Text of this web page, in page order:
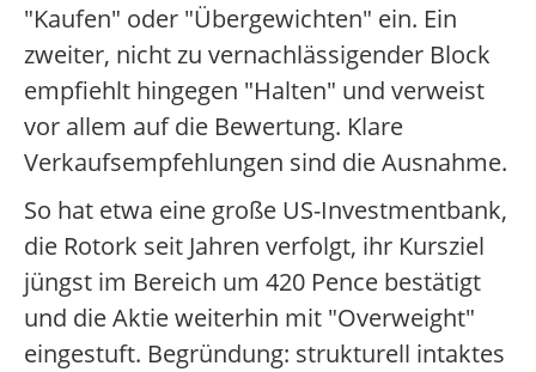
"Kaufen" oder "Übergewichten" ein. Ein
zweiter, nicht zu vernachlässigender Block
empfiehlt hingegen "Halten" und verweist
vor allem auf die Bewertung. Klare
Verkaufsempfehlungen sind die Ausnahme.
So hat etwa eine große US-Investmentbank,
die Rotork seit Jahren verfolgt, ihr Kursziel
jüngst im Bereich um 420 Pence bestätigt
und die Aktie weiterhin mit "Overweight"
eingestuft. Begründung: strukturell intaktes